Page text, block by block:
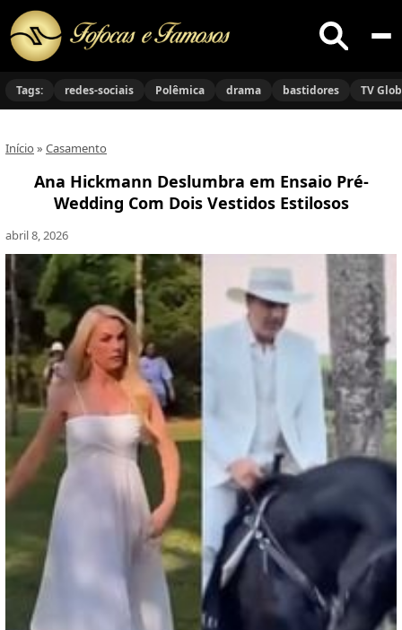
Buscar
no
Tags: redes-sociais Polêmica drama bastidores TV
Início » Casamento
Ana Hickmann Deslumbra em Ensaio Pré-
Wedding Com Dois Vestidos Estilosos
abril 8, 2026